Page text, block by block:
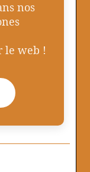
nos
le web !